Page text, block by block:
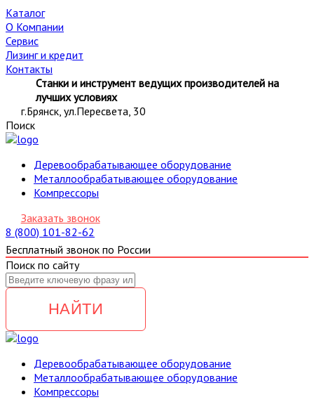
Каталог
О Компании
Сервис
Лизинг и кредит
Контакты
Станки и инструмент ведущих производителей на
лучших условиях
г.Брянск, ул.Пересвета, 30
Поиск
Деревообрабатывающее оборудование
Металлообрабатывающее оборудование
Компрессоры
Заказать звонок
8 (800) 101-82-62
Бесплатный звонок по России
Поиск по сайту
НАЙТИ
Деревообрабатывающее оборудование
Металлообрабатывающее оборудование
Компрессоры